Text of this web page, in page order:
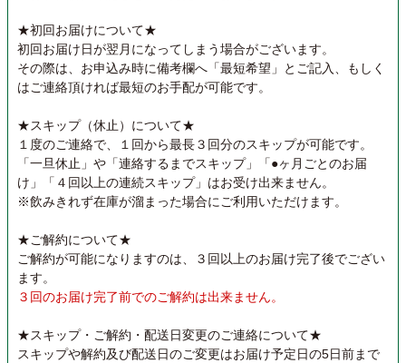
★初回お届けについて★
初回お届け日が翌月になってしまう場合がございます。
その際は、お申込み時に備考欄へ「最短希望」とご記入、もしく
はご連絡頂ければ最短のお手配が可能です。
★スキップ（休止）について★
１度のご連絡で、１回から最長３回分のスキップが可能です。
「一旦休止」や「連絡するまでスキップ」「●ヶ月ごとのお届
け」「４回以上の連続スキップ」はお受け出来ません。
※飲みきれず在庫が溜まった場合にご利用いただけます。
★ご解約について★
ご解約が可能になりますのは、３回以上のお届け完了後でござい
ます。
３回のお届け完了前でのご解約は出来ません。
★スキップ・ご解約・配送日変更のご連絡について★
スキップや解約及び配送日のご変更はお届け予定日の5日前まで